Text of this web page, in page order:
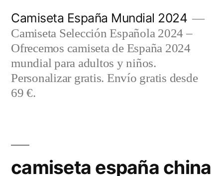
contenido
Camiseta España Mundial 2024
Camiseta Selección Española 2024 –
Ofrecemos camiseta de España 2024
mundial para adultos y niños.
Personalizar gratis. Envío gratis desde
69 €.
camiseta españa china